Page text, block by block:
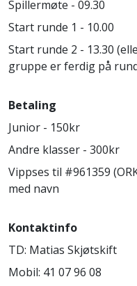
Spillermøte - 09.30
Start runde 1 - 10.00
Start runde 2 - 13.30
gruppe er ferdig på
Betaling
Junior - 150kr
Andre klasser - 300kr
Vippses til #961359
med navn
Kontaktinfo
TD: Matias Skjøtskift
Mobil: 41 07 96 08